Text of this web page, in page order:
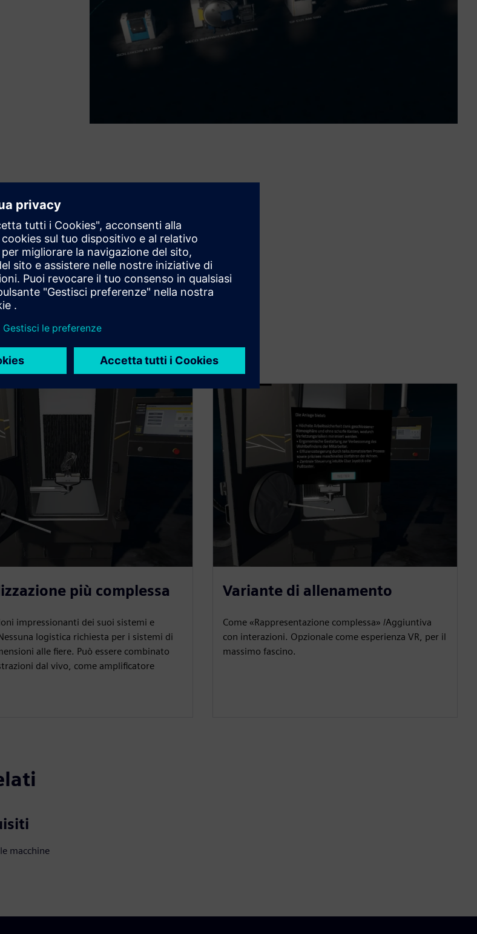
o realizzata come app (in VR)
flessibile in termini di orario e luogo
più complessa
impressionanti dei suoi sistemi e
logistica richiesta per i sistemi di
alle fiere. Può essere combinato
dal vivo, come amplificatore
Variante di allenamento
Come «Rappresentazione complessa» /Aggiuntiva
con interazioni. Opzionale come esperienza VR, per il
massimo fascino.
macchine